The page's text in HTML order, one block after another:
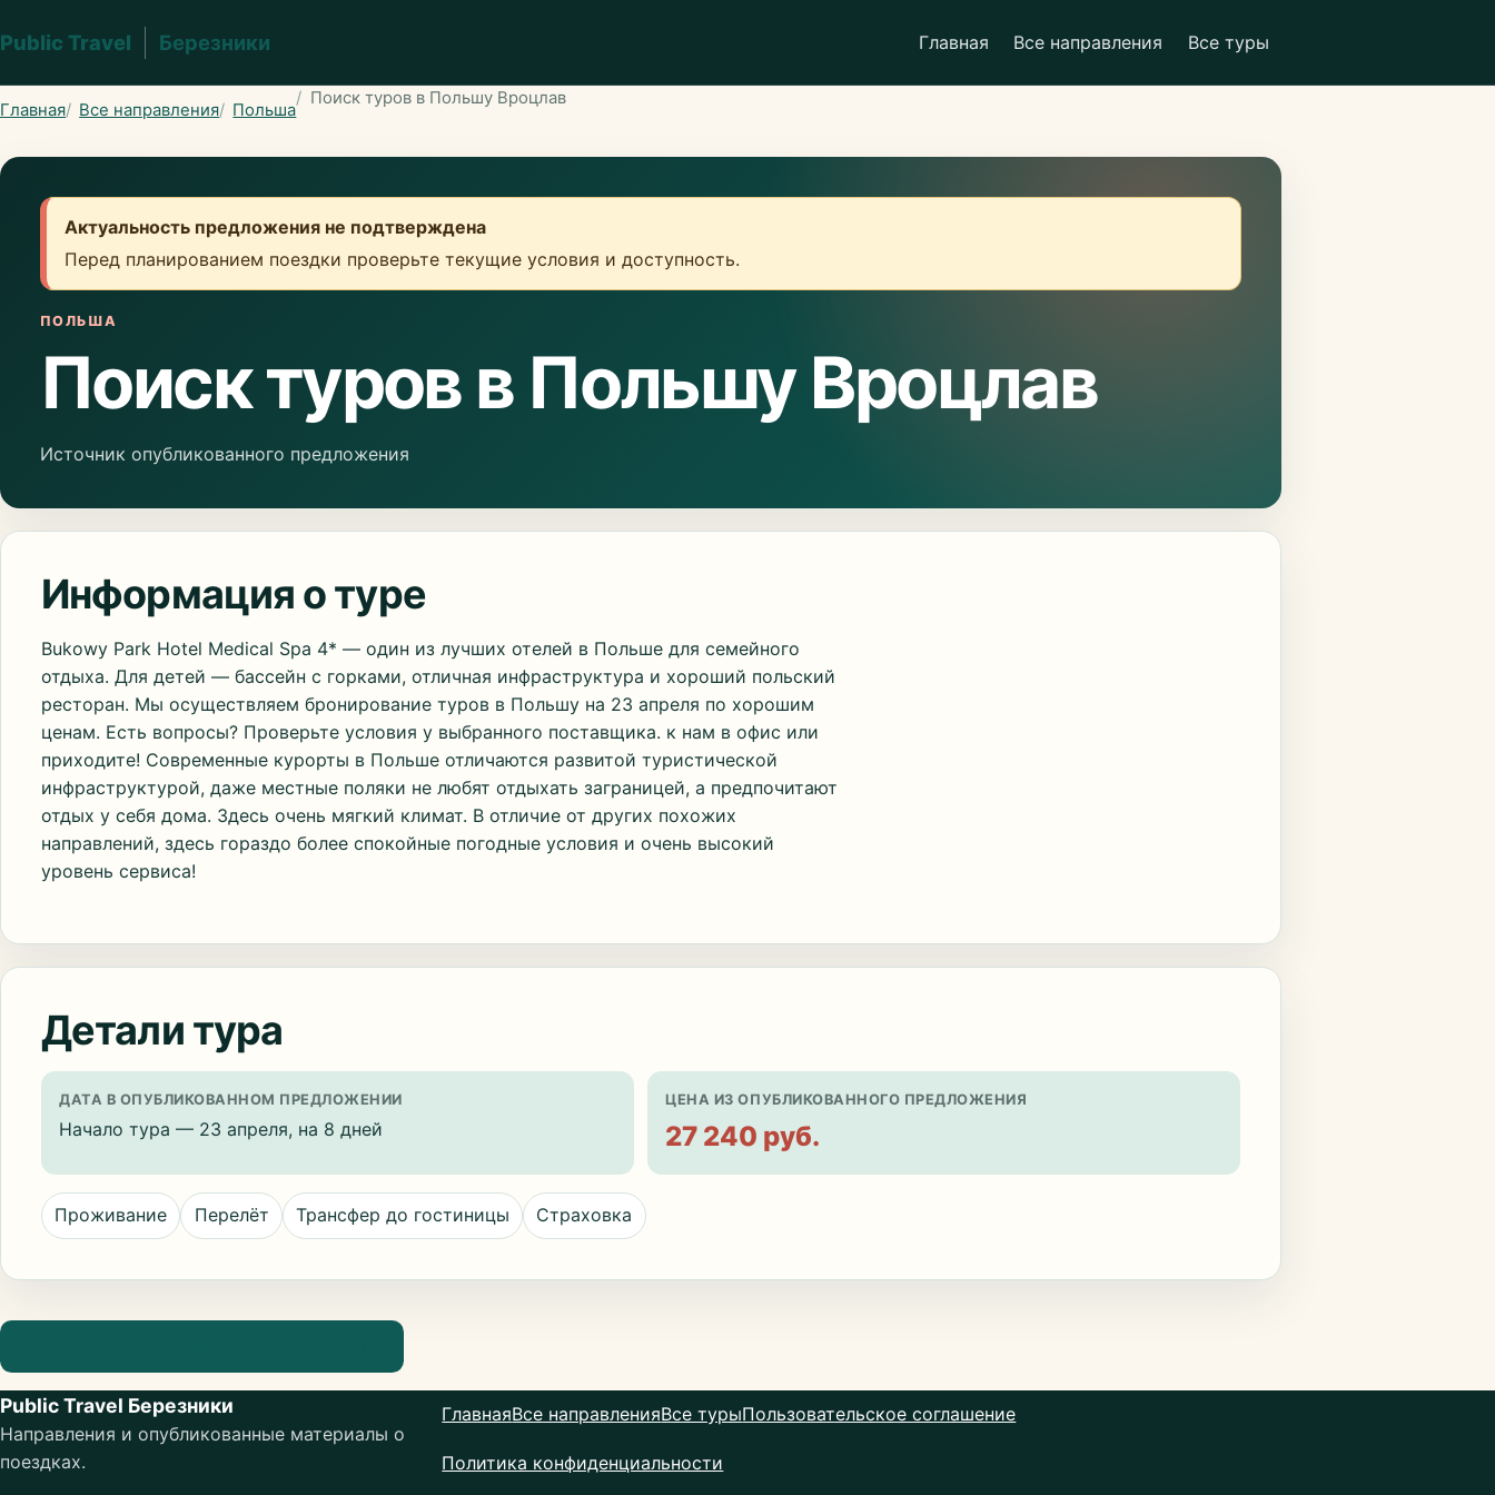
Public Travel Березники Главная Все направления Все туры
Главная Все направления Польша
Поиск туров в Польшу Вроцлав
Актуальность предложения не подтверждена
Перед планированием поездки проверьте текущие условия и доступность.
ПОЛЬША
Поиск туров в Польшу Вроцлав
Источник опубликованного предложения
Информация о туре
Bukowy Park Hotel Medical Spa 4* — один из лучших отелей в Польше для семейного
отдыха. Для детей — бассейн с горками, отличная инфраструктура и хороший польский
ресторан. Мы осуществляем бронирование туров в Польшу на 23 апреля по хорошим
ценам. Есть вопросы? Проверьте условия у выбранного поставщика. к нам в офис или
приходите! Современные курорты в Польше отличаются развитой туристической
инфраструктурой, даже местные поляки не любят отдыхать заграницей, а предпочитают
отдых у себя дома. Здесь очень мягкий климат. В отличие от других похожих
направлений, здесь гораздо более спокойные погодные условия и очень высокий
уровень сервиса!
Детали тура
ДАТА В ОПУБЛИКОВАННОМ ПРЕДЛОЖЕНИИ
Начало тура — 23 апреля, на 8 дней
ЦЕНА ИЗ ОПУБЛИКОВАННОГО ПРЕДЛОЖЕНИЯ
27 240 руб.
Проживание Перелёт Трансфер до гостиницы Страховка
Public Travel Березники
Направления и опубликованные материалы о
поездках.
ГлавнаяВсе направленияВсе турыПользовательское соглашение
Политика конфиденциальности